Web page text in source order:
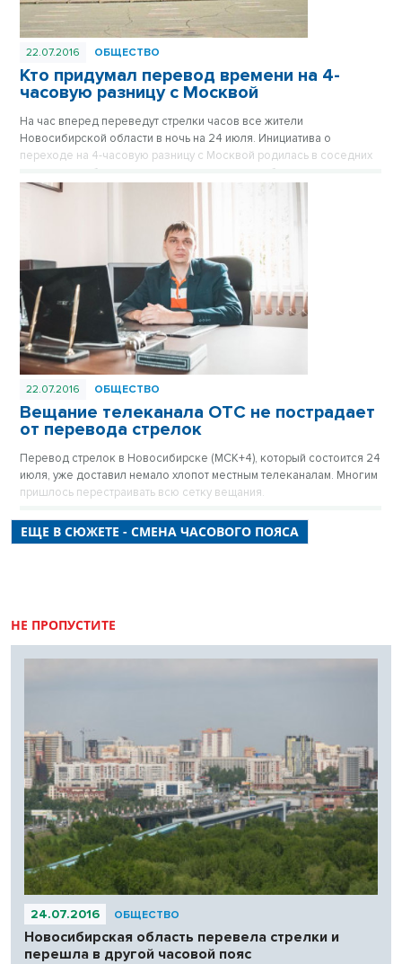
22.07.2016 ОБЩЕСТВО
Кто придумал перевод времени на 4-
часовую разницу с Москвой
На час вперед переведут стрелки часов все жители
Новосибирской области в ночь на 24 июля. Инициатива о
переходе на 4-часовую разницу с Москвой родилась в соседних
регионах, но была охотно подхвачена новосибирскими
законодателями.
22.07.2016 ОБЩЕСТВО
Вещание телеканала ОТС не пострадает
от перевода стрелок
Перевод стрелок в Новосибирске (МСК+4), который состоится 24
июля, уже доставил немало хлопот местным телеканалам. Многим
пришлось перестраивать всю сетку вещания.
ЕЩЕ В СЮЖЕТЕ - СМЕНА ЧАСОВОГО ПОЯСА
НЕ ПРОПУСТИТЕ
24.07.2016 ОБЩЕСТВО
Новосибирская область перевела стрелки и
перешла в другой часовой пояс